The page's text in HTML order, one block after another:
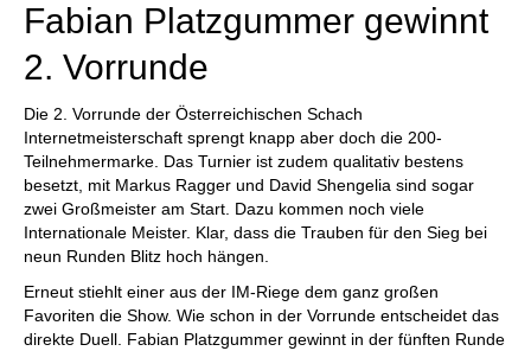
Fabian Platzgummer gewinnt
2. Vorrunde
Die 2. Vorrunde der Österreichischen Schach
Internetmeisterschaft sprengt knapp aber doch die 200-
Teilnehmermarke. Das Turnier ist zudem qualitativ bestens
besetzt, mit Markus Ragger und David Shengelia sind sogar
zwei Großmeister am Start. Dazu kommen noch viele
Internationale Meister. Klar, dass die Trauben für den Sieg bei
neun Runden Blitz hoch hängen.
Erneut stiehlt einer aus der IM-Riege dem ganz großen
Favoriten die Show. Wie schon in der Vorrunde entscheidet das
direkte Duell. Fabian Platzgummer gewinnt in der fünften Runde